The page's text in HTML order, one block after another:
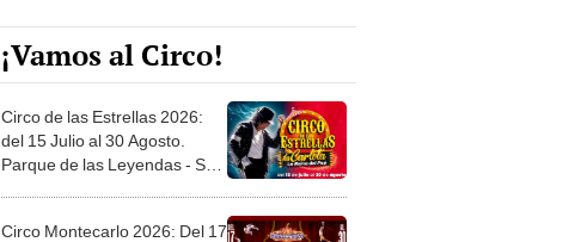
¡Vamos al Circo!
Circo de las Estrellas 2026:
del 15 Julio al 30 Agosto.
Parque de las Leyendas - San
Circo Montecarlo 2026: Del 17